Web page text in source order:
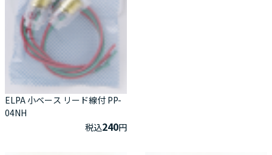
ELPA 小ベース リード線付 PP-
04NH
税込240円